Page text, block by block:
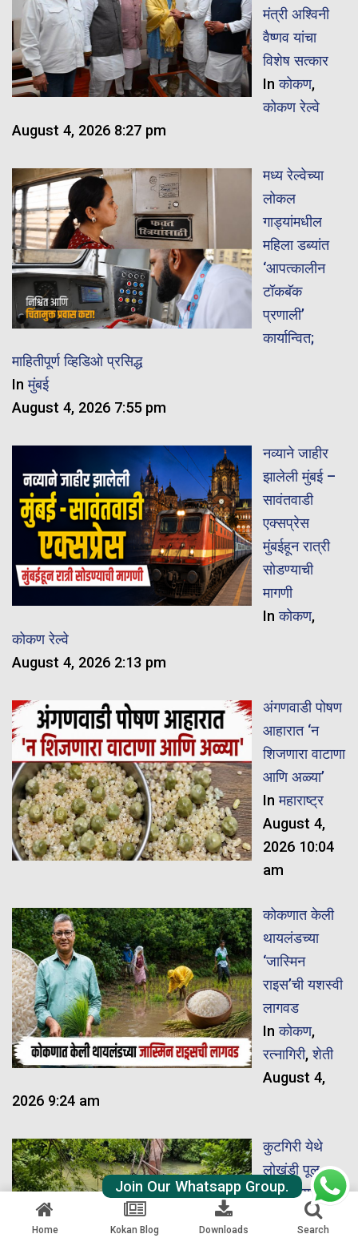
मंत्री अश्विनी
वैष्णव यांचा
विशेष सत्कार
Inकोकण,
कोकण रेल्वे
August 4, 2026 8:27 pm
मध्य रेल्वेच्या
लोकल
गाड्यांमधील
महिला डब्यांत
‘आपत्कालीन
टॉकबॅक
प्रणाली’
कार्यान्वित;
माहितीपूर्ण व्हिडिओ प्रसिद्ध
Inमुंबई
August 4, 2026 7:55 pm
नव्याने जाहीर
झालेली मुंबई –
सावंतवाडी
एक्सप्रेस
मुंबईहून रात्री
सोडण्याची
मागणी
Inकोकण,
कोकण रेल्वे
August 4, 2026 2:13 pm
अंगणवाडी पोषण
आहारात ‘न
शिजणारा वाटाणा
आणि अळ्या’
Inमहाराष्ट्र
August 4,
2026 10:04
am
कोकणात केली
थायलंडच्या
‘जास्मिन
राइस’ची यशस्वी
लागवड
Inकोकण,
रत्नागिरी,शेती
August 4,
2026 9:24 am
कुटगिरी येथे
लोखंडी पूल
कोसळल्याची
दुर्घटना: एका
बैलाचा मृत्यू, ६
Home Kokan Blog Downloads Search
Join Our Whatsapp Group.